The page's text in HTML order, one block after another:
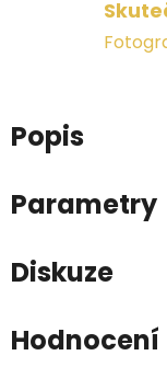
Popis
Parametry
Diskuze
Hodnocení